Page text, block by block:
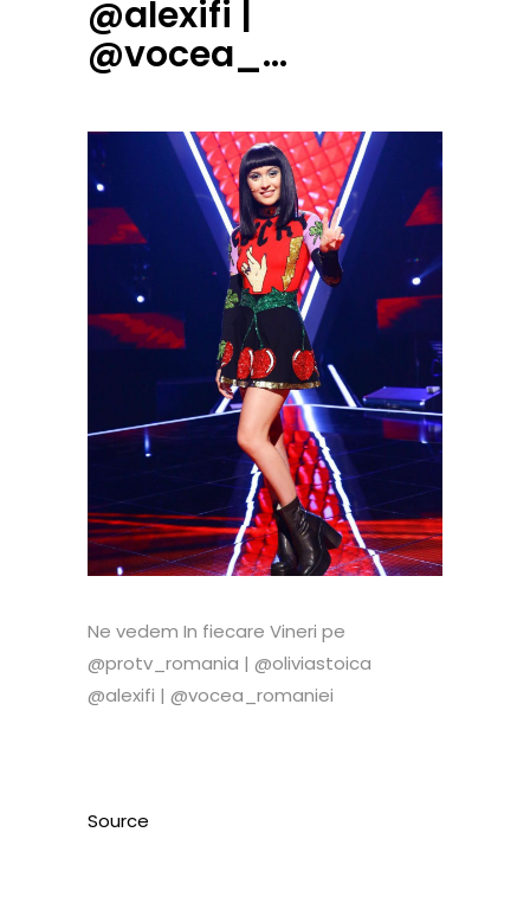
@alexifi |
@vocea_…
Ne vedem In fiecare Vineri pe
@protv_romania | @oliviastoica
@alexifi | @vocea_romaniei
Source